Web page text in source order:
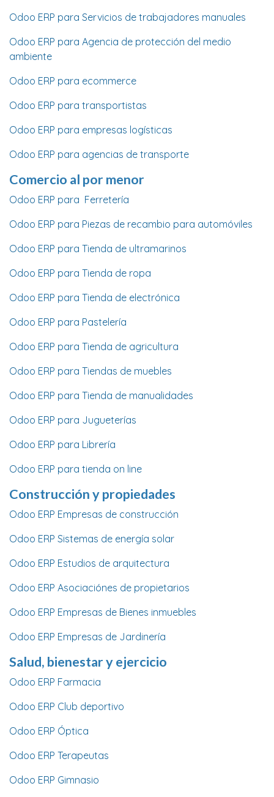
Odoo ERP para Servicios de trabajadores manuales
Odoo ERP para Agencia de protección del medio
ambiente
Odoo ERP para ecommerce
Odoo ERP para transportistas
Odoo ERP para empresas logísticas
Odoo ERP para agencias de transporte
Comercio al por menor
Odoo ERP para Ferretería
Odoo ERP para Piezas de recambio para automóviles
Odoo ERP para Tienda de ultramarinos
Odoo ERP para Tienda de ropa
Odoo ERP para Tienda de electrónica
Odoo ERP para Pastelería
Odoo ERP para Tienda de agricultura
Odoo ERP para Tiendas de muebles
Odoo ERP para Tienda de manualidades
Odoo ERP para Jugueterías
Odoo ERP para Librería
Odoo ERP para tienda on line
Construcción y propiedades
Odoo ERP Empresas de construcción
Odoo ERP Sistemas de energía solar
Odoo ERP Estudios de arquitectura
Odoo ERP Asociaciónes de propietarios
Odoo ERP Empresas de Bienes inmuebles
Odoo ERP Empresas de Jardinería
Salud, bienestar y ejercicio
Odoo ERP Farmacia
Odoo ERP Club deportivo
Odoo ERP Óptica
Odoo ERP Terapeutas
Odoo ERP Gimnasio